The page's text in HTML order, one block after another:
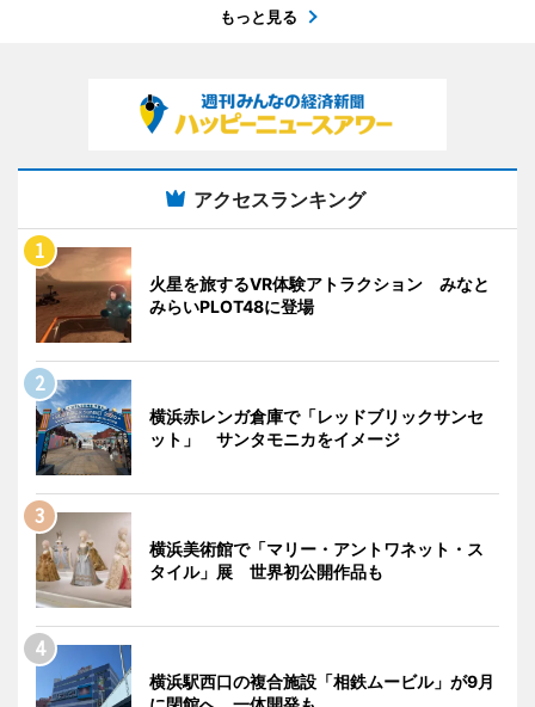
もっと見る
アクセスランキング
火星を旅するVR体験アトラクション みなと
みらいPLOT48に登場
横浜赤レンガ倉庫で「レッドブリックサンセ
ット」 サンタモニカをイメージ
横浜美術館で「マリー・アントワネット・ス
タイル」展 世界初公開作品も
横浜駅西口の複合施設「相鉄ムービル」が9月